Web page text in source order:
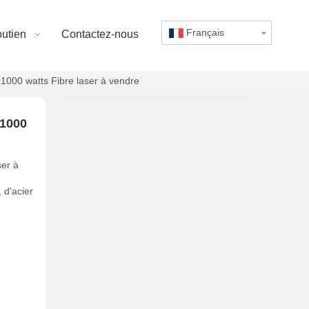
Contactez-nous Français
watts Fibre laser à vendre
à
d'acier